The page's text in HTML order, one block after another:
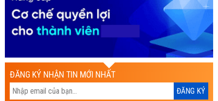
ĐĂNG KÝ NHẬN TIN MỚI NHẤT